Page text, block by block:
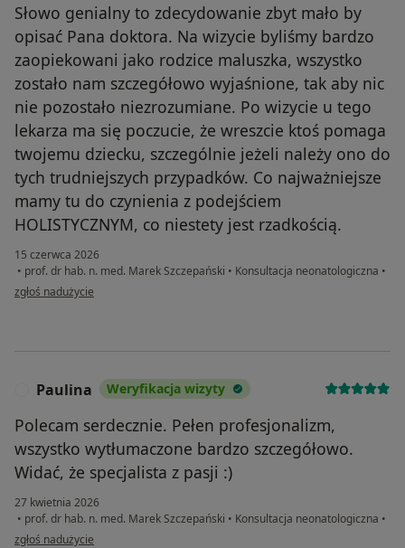
Słowo genialny to zdecydowanie zbyt mało by
opisać Pana doktora. Na wizycie byliśmy bardzo
zaopiekowani jako rodzice maluszka, wszystko
zostało nam szczegółowo wyjaśnione, tak aby nic
nie pozostało niezrozumiane. Po wizycie u tego
lekarza ma się poczucie, że wreszcie ktoś pomaga
twojemu dziecku, szczególnie jeżeli należy ono do
tych trudniejszych przypadków. Co najważniejsze
mamy tu do czynienia z podejściem
HOLISTYCZNYM, co niestety jest rzadkością.
15 czerwca 2026
• prof. dr hab. n. med. Marek Szczepański • Konsultacja neonatologiczna •
w opinii użytkownika Aleksandra
zgłoś nadużycie
Paulina Weryfikacja wizyty
Polecam serdecznie. Pełen profesjonalizm,
wszystko wytłumaczone bardzo szczegółowo.
Widać, że specjalista z pasji :)
27 kwietnia 2026
• prof. dr hab. n. med. Marek Szczepański • Konsultacja neonatologiczna •
w opinii użytkownika Paulina
zgłoś nadużycie